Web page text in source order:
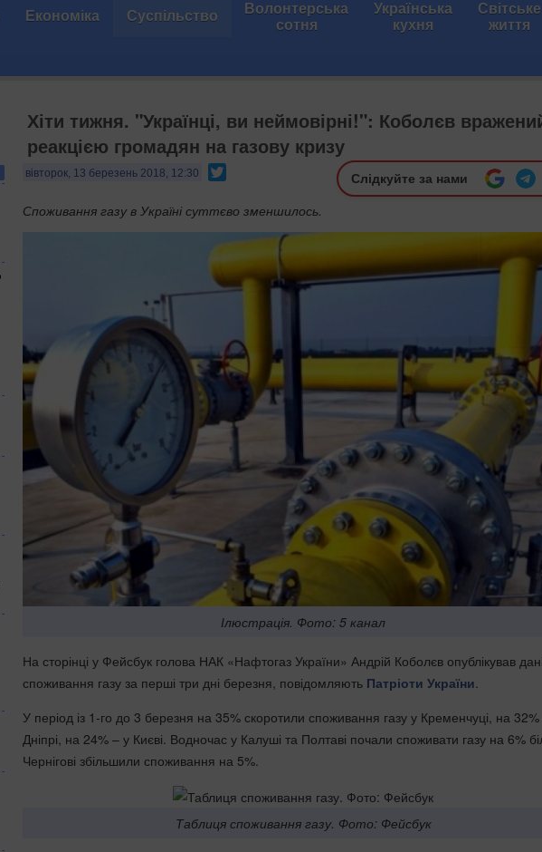
Економіка Суспільство Волонтерська
сотня
Українська
кухня
Світське
життя
Хіти тижня. "Українці, ви неймовірні!": Коболєв
реакцією громадян на газову кризу
вівторок, 13 березень 2018, 12:30 Слідкуйте за нами
Споживання газу в Україні суттєво зменшилось.
Ілюстрація. Фото: 5 канал
На сторінці у Фейсбук голова НАК «Нафтогаз України» Андрій Коболєв опублікував
споживання газу за перші три дні березня, повідомляють Патріоти України.
У період із 1-го до 3 березня на 35% скоротили споживання газу у Кременчуці, на
Дніпрі, на 24% – у Києві. Водночас у Калуші та Полтаві почали споживати газу на 6%
Чернігові збільшили споживання на 5%.
Таблиця споживання газу. Фото: Фейсбук